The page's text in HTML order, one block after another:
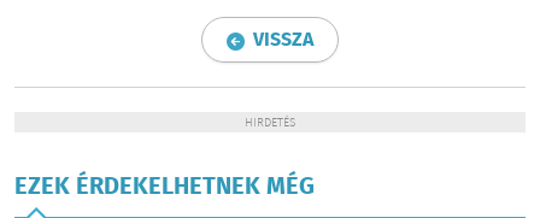
VISSZA
HIRDETÉS
EZEK ÉRDEKELHETNEK MÉG